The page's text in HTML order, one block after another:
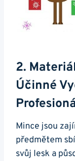
2.⁤
Účinné
Mince jsou
předmětem
svůj lesk a